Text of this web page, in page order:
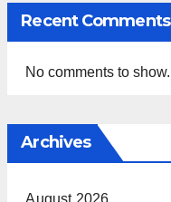
Recent Comments
No comments to show.
Archives